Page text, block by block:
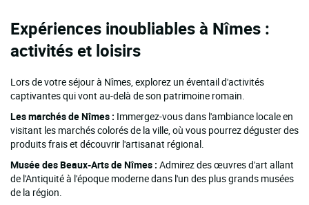
Expériences inoubliables à Nîmes :
activités et loisirs
Lors de votre séjour à Nîmes, explorez un éventail d'activités
captivantes qui vont au-delà de son patrimoine romain.
Les marchés de Nîmes : Immergez-vous dans l'ambiance locale en
visitant les marchés colorés de la ville, où vous pourrez déguster des
produits frais et découvrir l'artisanat régional.
Musée des Beaux-Arts de Nîmes : Admirez des œuvres d'art allant
de l'Antiquité à l'époque moderne dans l'un des plus grands musées
de la région.